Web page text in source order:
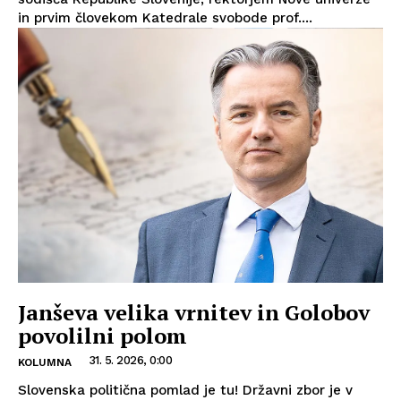
in prvim človekom Katedrale svobode prof....
Janševa velika vrnitev in Golobov
povolilni polom
KOLUMNA 31. 5. 2026, 0:00
Slovenska politična pomlad je tu! Državni zbor je v